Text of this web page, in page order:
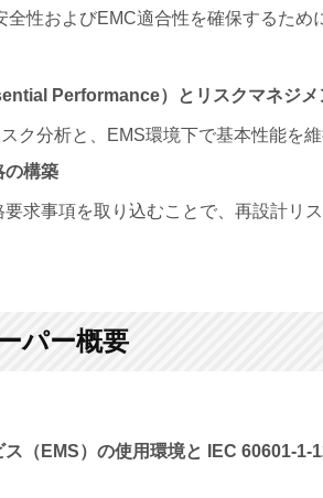
全性およびEMC適合性を確保するた
Performance）とリスクマネジメ
ク分析と、EMS環境下で基本性能を
の構築
要求事項を取り込むことで、再設計リ
パー概要
EMS）の使用環境と IEC 60601-1-